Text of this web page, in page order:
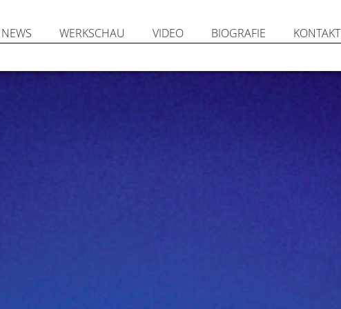
NEWS WERKSCHAU VIDEO BIOGRAFIE KONTAKT